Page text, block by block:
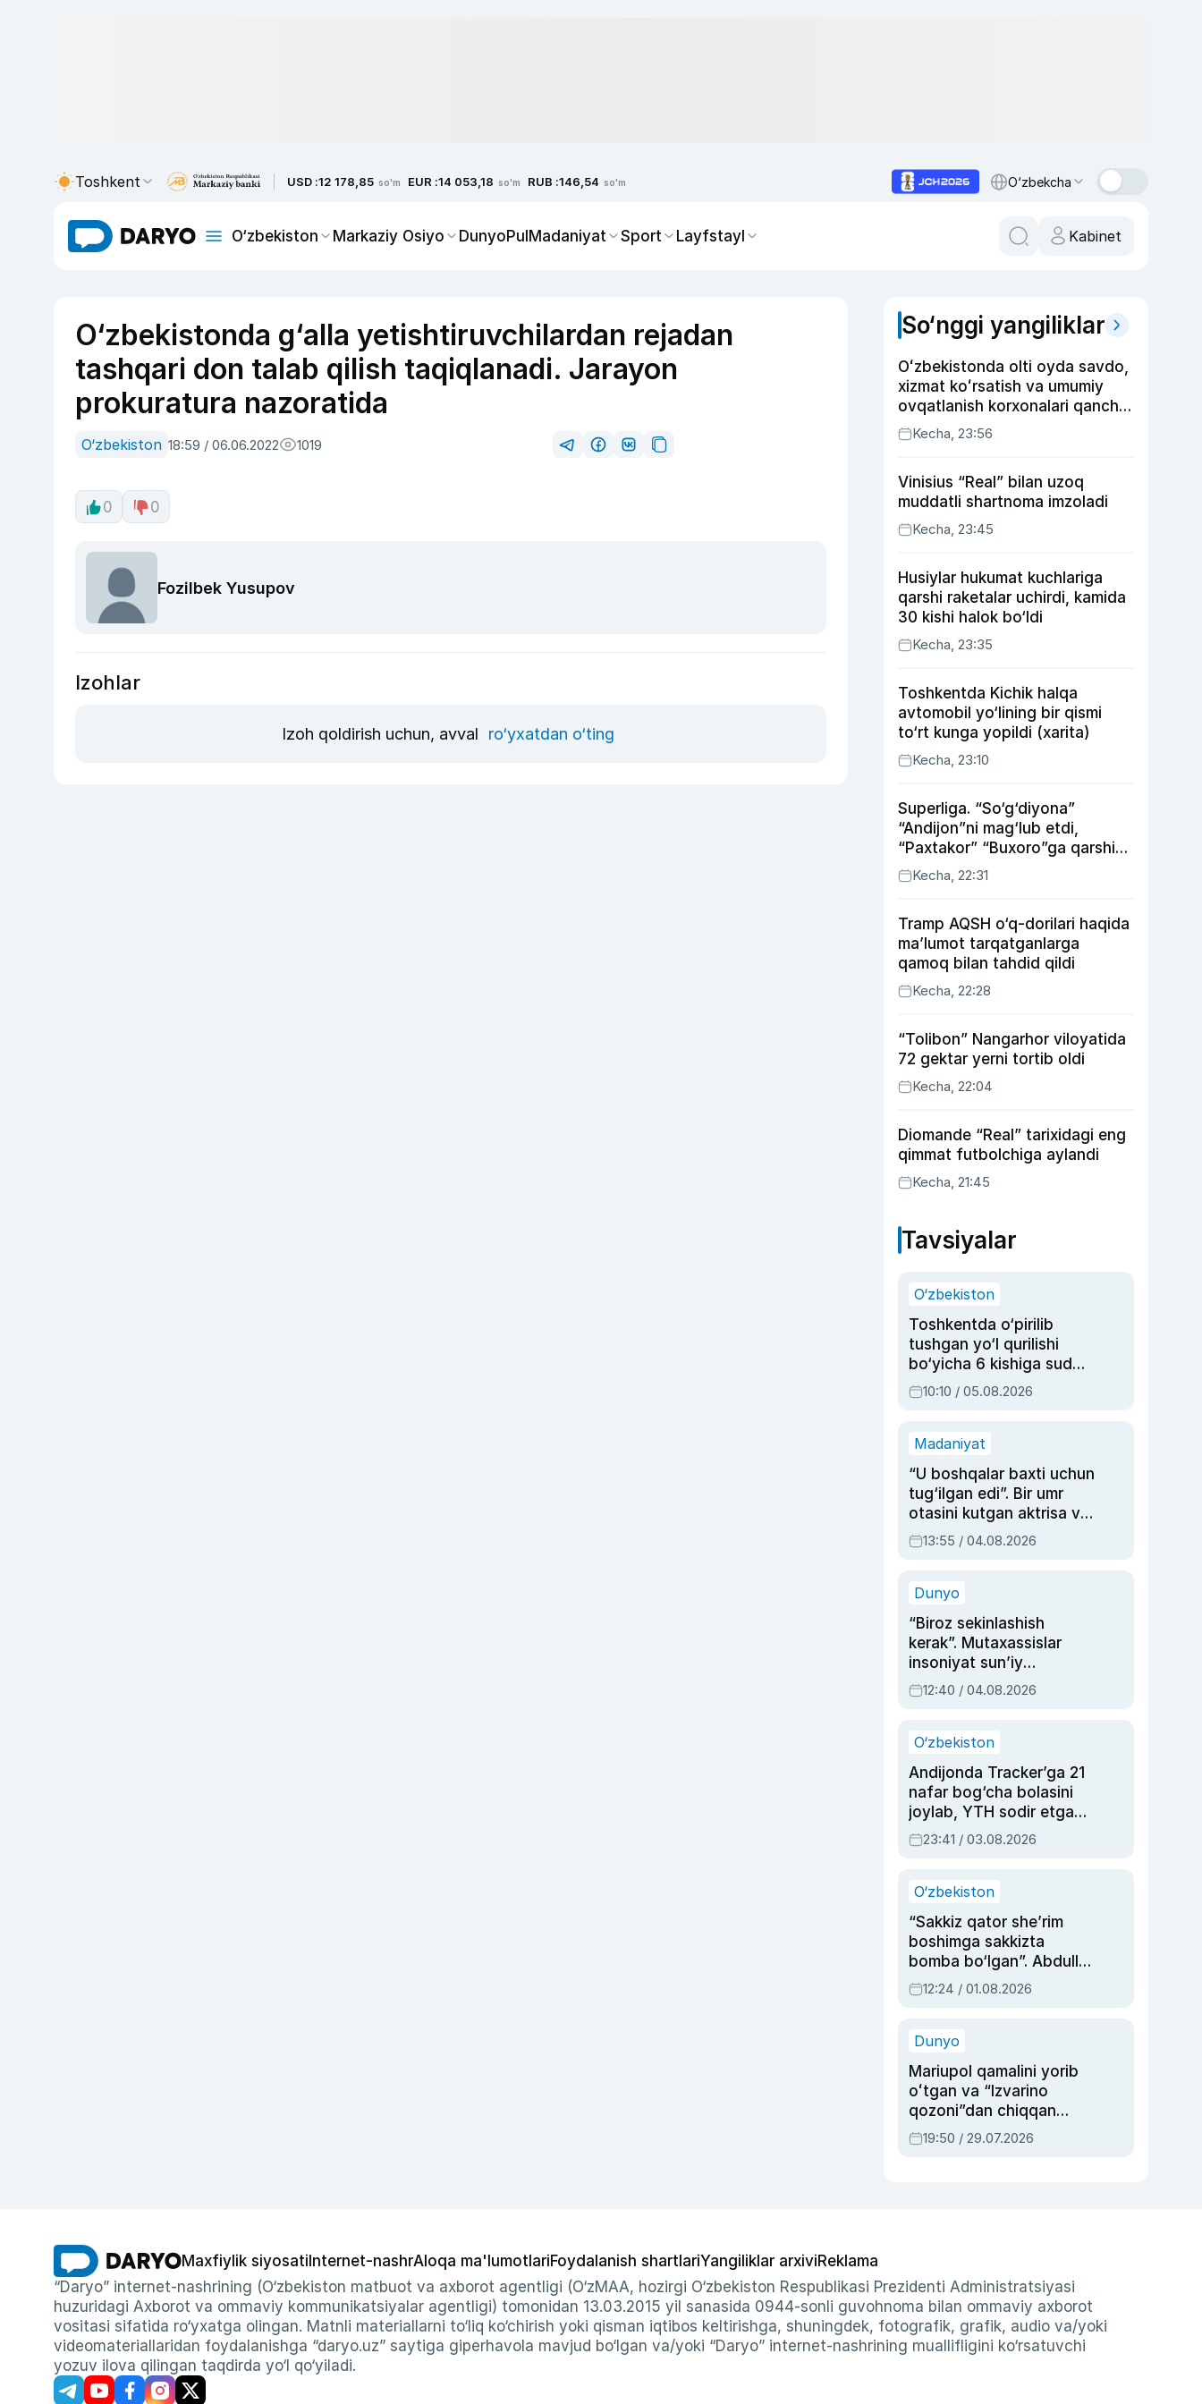
Toshkent USD :12 178,85 so'm EUR :14 053,18 so'm RUB :146,54 so'm O‘zbekcha
O‘zbekiston Markaziy Osiyo DunyoPulMadaniyat Sport Layfstayl Kabinet
O‘zbekistonda g‘alla yetishtiruvchilardan rejadan
tashqari don talab qilish taqiqlanadi. Jarayon
prokuratura nazoratida
O‘zbekiston 18:59 / 06.06.2022 1019
0 0
Fozilbek Yusupov
Izohlar
Izoh qoldirish uchun, avval ro‘yxatdan o‘ting
So‘nggi yangiliklar
Oʻzbekistonda olti oyda savdo,
xizmat koʻrsatish va umumiy
ovqatlanish korxonalari qancha
soliq toʻlagani ochiqlandi
Kecha, 23:56
Vinisius “Real” bilan uzoq
muddatli shartnoma imzoladi
Kecha, 23:45
Husiylar hukumat kuchlariga
qarshi raketalar uchirdi, kamida
30 kishi halok bo‘ldi
Kecha, 23:35
Toshkentda Kichik halqa
avtomobil yo‘lining bir qismi
to‘rt kunga yopildi (xarita)
Kecha, 23:10
Superliga. “So‘g‘diyona”
“Andijon”ni mag‘lub etdi,
“Paxtakor” “Buxoro”ga qarshi
bahsda g‘alabani qo‘ldan
chiqardi
Kecha, 22:31
Tramp AQSH o‘q-dorilari haqida
ma’lumot tarqatganlarga
qamoq bilan tahdid qildi
Kecha, 22:28
“Tolibon” Nangarhor viloyatida
72 gektar yerni tortib oldi
Kecha, 22:04
Diomande “Real” tarixidagi eng
qimmat futbolchiga aylandi
Kecha, 21:45
Tavsiyalar
O‘zbekiston
Toshkentda o‘pirilib
tushgan yo‘l qurilishi
bo‘yicha 6 kishiga sud
hukmi o‘qildi
10:10 / 05.08.2026
Madaniyat
“U boshqalar baxti uchun
tug‘ilgan edi”. Bir umr
otasini kutgan aktrisa va
dublyaj ustasi Rimma
Ahmedovaning
13:55 / 04.08.2026
Dunyo
“Biroz sekinlashish
kerak”. Mutaxassislar
insoniyat sun’iy
intellektni boshqara
olmay qolishidan xavotir
12:40 / 04.08.2026
O‘zbekiston
Andijonda Tracker’ga 21
nafar bog‘cha bolasini
joylab, YTH sodir etgan
ayolga sud hukmi o‘qildi
23:41 / 03.08.2026
O‘zbekiston
“Sakkiz qator she’rim
boshimga sakkizta
bomba bo‘lgan”. Abdulla
Oripovni siyosiy
ayblovlardan asrab
12:24 / 01.08.2026
Dunyo
Mariupol qamalini yorib
oʻtgan va “Izvarino
qozoni”dan chiqqan
qahramon — Ukraina
armiyasi bosh
19:50 / 29.07.2026
Maxfiylik siyosati Internet-nashrAloqa ma'lumotlariFoydalanish shartlariYangiliklar arxiviReklama
“Daryo” internet-nashrining (O‘zbekiston matbuot va axborot agentligi (O‘zMAA, hozirgi O‘zbekiston Respublikasi Prezidenti Administratsiyasi
huzuridagi Axborot va ommaviy kommunikatsiyalar agentligi) tomonidan 13.03.2015 yil sanasida 0944-sonli guvohnoma bilan ommaviy axborot
vositasi sifatida ro‘yxatga olingan. Matnli materiallarni to‘liq ko‘chirish yoki qisman iqtibos keltirishga, shuningdek, fotografik, grafik, audio va/yoki
videomateriallaridan foydalanishga “daryo.uz” saytiga giperhavola mavjud bo‘lgan va/yoki “Daryo” internet-nashrining muallifligini ko‘rsatuvchi
yozuv ilova qilingan taqdirda yo‘l qo‘yiladi.